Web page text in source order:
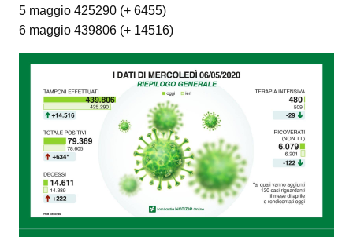
5 maggio 425290 (+ 6455)
6 maggio 439806 (+ 14516)